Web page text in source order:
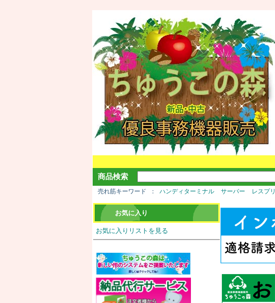
商品検索
売れ筋キーワード ハンディターミナル サーバー レスプリ
お気に入り
お気に入りリストを見る